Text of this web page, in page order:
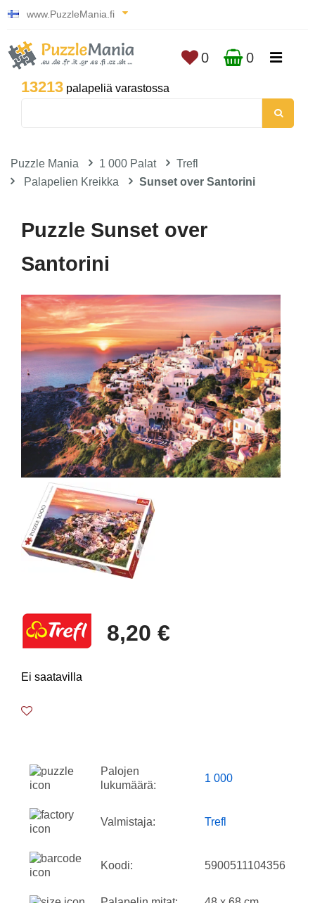
www.PuzzleMania.fi
13213 palapeliä varastossa
0 0
Puzzle Mania 1 000 Palat
Trefl
Palapelien Kreikka
Sunset over Santorini
Puzzle Sunset over
Santorini
8,20 €
Ei saatavilla
Palojen
lukumäärä:
1 000
Valmistaja: Trefl
Koodi: 5900511104356